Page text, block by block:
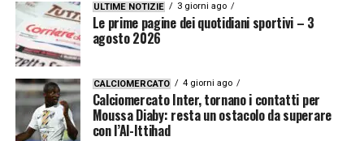
ULTIME NOTIZIE 3 giorni ago
Le prime pagine dei quotidiani sportivi – 3
agosto 2026
CALCIOMERCATO 4 giorni ago
Calciomercato Inter, tornano i contatti per
Moussa Diaby: resta un ostacolo da superare
con l’Al-Ittihad